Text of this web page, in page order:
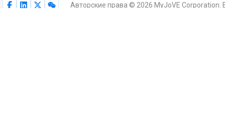
Авторские права © 2026 MyJoVE